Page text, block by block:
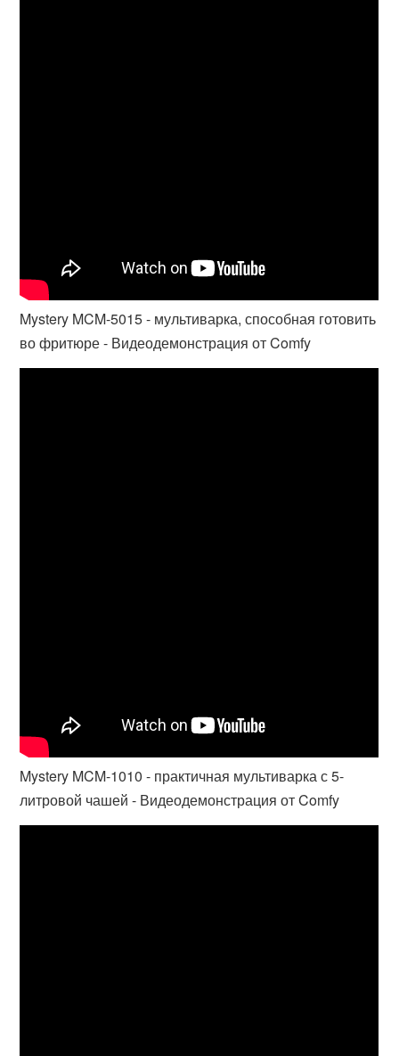
Mystery MCM-5015 - мультиварка, способная готовить
во фритюре - Видеодемонстрация от Comfy
Mystery MCM-1010 - практичная мультиварка с 5-
литровой чашей - Видеодемонстрация от Comfy